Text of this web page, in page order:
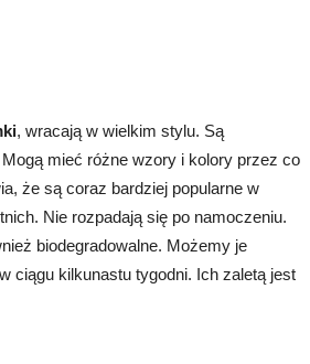
, wracają w wielkim stylu. Są
mieć różne wzory i kolory przez co
że są coraz bardziej popularne w
Nie rozpadają się po namoczeniu.
biodegradowalne. Możemy je
ciągu kilkunastu tygodni. Ich zaletą jest